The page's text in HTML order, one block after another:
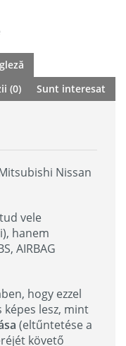
(0) Sunt interesat
Nissan
vele
hanem
AIRBAG
hogy ezzel
lesz, mint
(eltűntetése a
követő